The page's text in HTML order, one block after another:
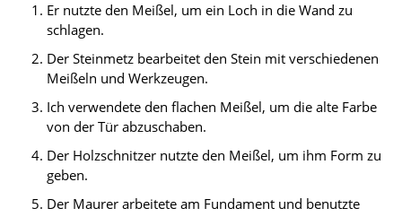
Er nutzte den Meißel, um ein Loch in die Wand zu
schlagen.
Der Steinmetz bearbeitet den Stein mit verschiedenen
Meißeln und Werkzeugen.
Ich verwendete den flachen Meißel, um die alte Farbe
von der Tür abzuschaben.
Der Holzschnitzer nutzte den Meißel, um ihm Form zu
geben.
Der Maurer arbeitete am Fundament und benutzte